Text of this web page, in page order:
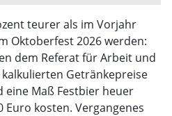
teurer als im Vorjahr
Oktoberfest 2026 werden:
dem Referat für Arbeit und
Getränkepreise
Maß Festbier heuer
Euro kosten. Vergangenes